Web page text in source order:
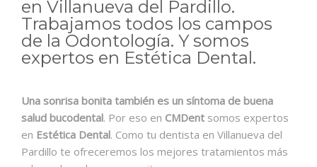
en Villanueva del Pardillo.
Trabajamos todos los campos
de la Odontología. Y somos
expertos en Estética Dental.
Una sonrisa bonita también es un síntoma de buena
salud bucodental. Por eso en CMDent somos expertos
en Estética Dental. Como tu dentista en Villanueva del
Pardillo te ofreceremos los mejores tratamientos más